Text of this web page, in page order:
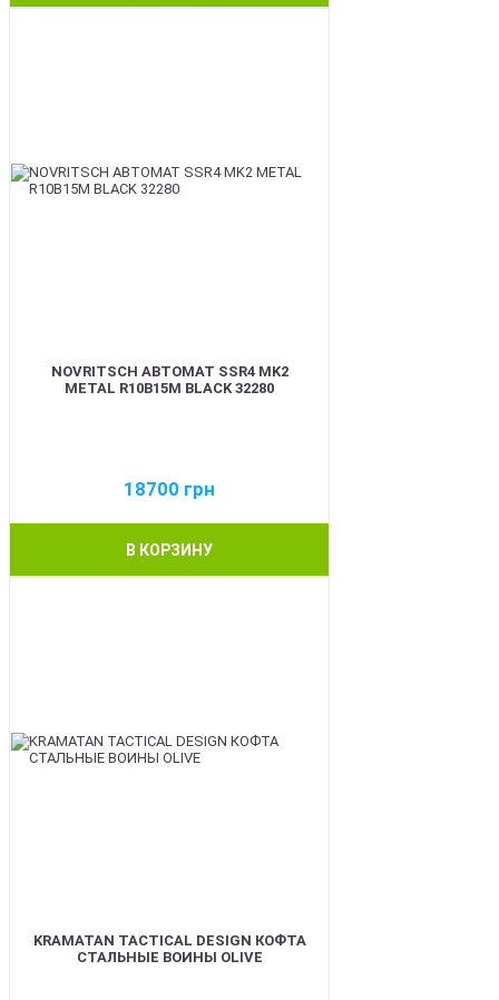
NOVRITSCH АВТОМАТ SSR4 MK2
METAL R10B15M BLACK 32280
18700 грн
В КОРЗИНУ
KRAMATAN TACTICAL DESIGN КОФТА
СТАЛЬНЫЕ ВОИНЫ OLIVE